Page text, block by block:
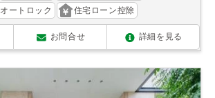
オートロック 住宅ローン控除
お問合せ 詳細を見る